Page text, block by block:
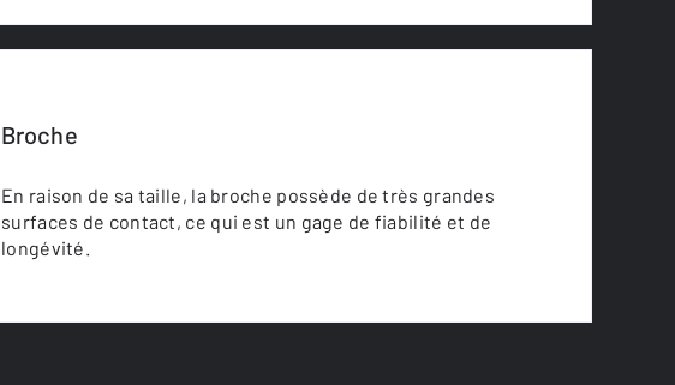
Broche
En raison de sa taille, la broche possède de très grandes
surfaces de contact, ce qui est un gage de fiabilité et de
longévité.